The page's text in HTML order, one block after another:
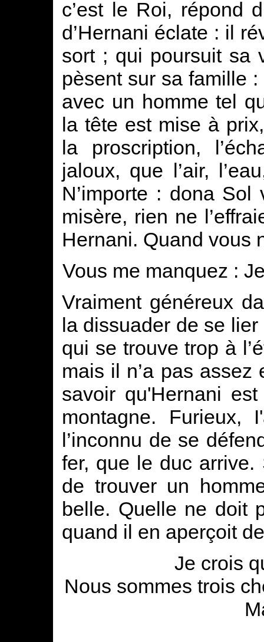
c’est le Roi, répond
d’Hernani éclate : il
sort ; qui poursuit sa
pèsent sur sa famille
avec un homme tel
la tête est mise à
la proscription,
jaloux, que l’air,
N’importe : dona
misère, rien ne
Hernani. Quand vous
Vous me manquez :
Vraiment généreux
la dissuader de se lier
qui se trouve trop à
mais il n’a pas assez
savoir qu'Hernani
montagne. Furieux,
l’inconnu de se
fer, que le duc
de trouver un
belle. Quelle ne doit
quand il en aperçoit
Je crois
Nous sommes trois